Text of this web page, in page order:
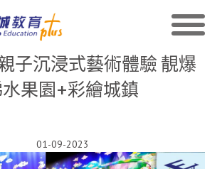
子沉浸式藝術體驗 靚爆
果園+彩繪城鎮
01-09-2023